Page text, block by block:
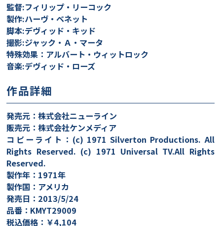
監督:フィリップ・リーコック
製作:ハーヴ・ベネット
脚本:デヴィッド・キッド
撮影:ジャック・Ａ・マータ
特殊効果：アルバート・ウィットロック
音楽:デヴィッド・ローズ
作品詳細
発売元：株式会社ニューライン
販売元：株式会社ケンメディア
コピーライト：(c) 1971 Silverton Productions. All
Rights Reserved. (c) 1971 Universal TV.All Rights
Reserved.
製作年：1971年
製作国：アメリカ
発売日：2013/5/24
品番：KMYT29009
税込価格：￥4,104